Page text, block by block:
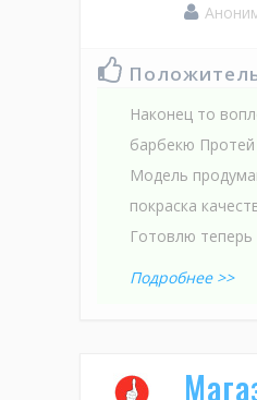
Наконец то
барбекю
Модель
покраска
Готовлю
Подробнее >>